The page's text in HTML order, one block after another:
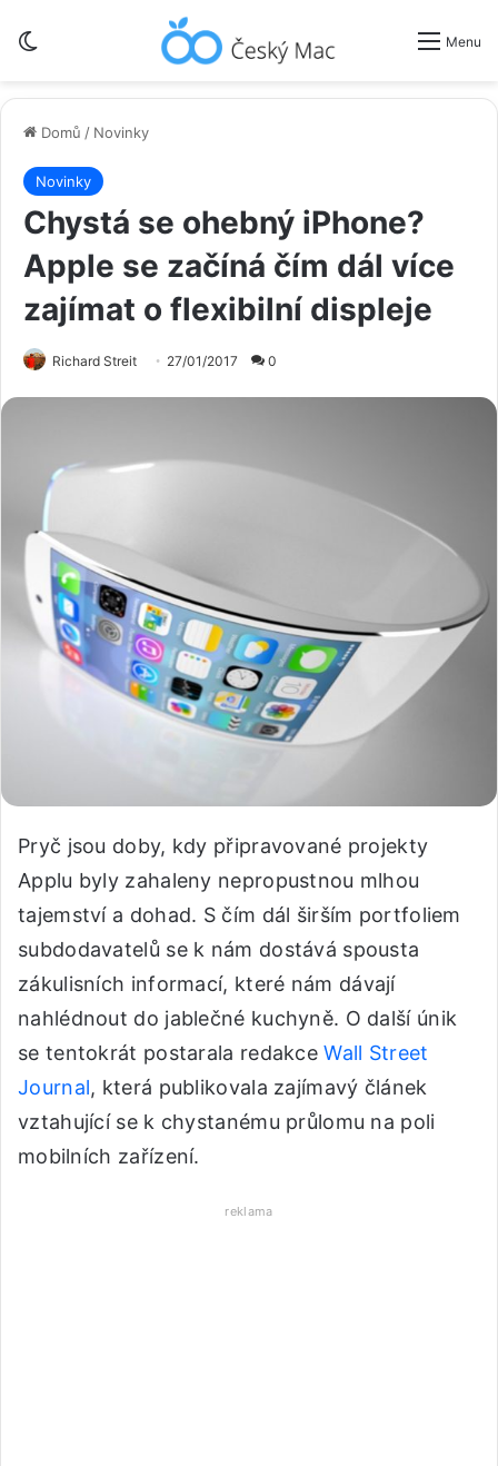
Menu
Domů / Novinky
Novinky
Chystá se ohebný iPhone?
Apple se začíná čím dál více
zajímat o flexibilní displeje
Richard Streit 27/01/2017 0
Pryč jsou doby, kdy připravované projekty
Applu byly zahaleny nepropustnou mlhou
tajemství a dohad. S čím dál širším portfoliem
subdodavatelů se k nám dostává spousta
zákulisních informací, které nám dávají
nahlédnout do jablečné kuchyně. O další únik
se tentokrát postarala redakceWall Street
Journal, která publikovala zajímavý článek
vztahující se k chystanému průlomu na poli
mobilních zařízení.
reklama